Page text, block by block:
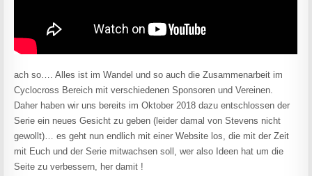
ach so…. Alles ist im Wandel und so auch die Zusammenarbeit im
Cyclocross Bereich mit verschiedenen Sponsoren und Vereinen.
Daher haben wir uns bereits im Oktober 2018 dazu entschlossen der
Serie ein neues Gesicht zu geben (leider damal von Stevens nicht
gewollt)… es geht nun endlich mit einer Website los, die mit der Zeit
mit Euch und der Serie mitwachsen soll, wer also Ideen hat um die
Seite zu verbessern, her damit !